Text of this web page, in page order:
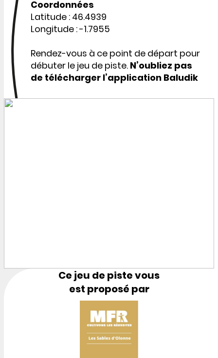
Coordonnées
Latitude : 46.4939
Longitude : -1.7955
Rendez-vous à ce point de départ pour
débuter le jeu de piste. N’oubliez pas
de télécharger l’application Baludik
Ce jeu de piste vous
est proposé par